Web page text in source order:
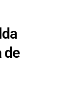
de